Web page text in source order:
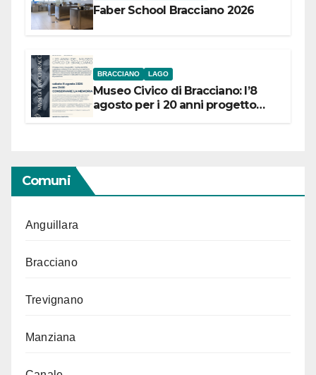
Faber School Bracciano 2026
BRACCIANO LAGO
Museo Civico di Bracciano: l’8
agosto per i 20 anni progetto
Comuni
Anguillara
Bracciano
Trevignano
Manziana